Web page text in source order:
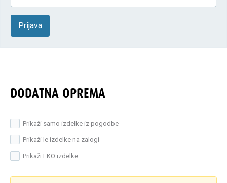
Prijava
DODATNA OPREMA
Prikaži samo izdelke iz pogodbe
Prikaži le izdelke na zalogi
Prikaži EKO izdelke